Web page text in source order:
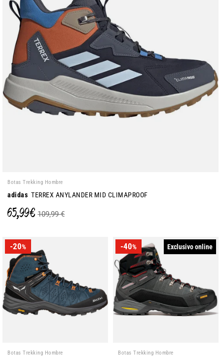
Botas Trekking Hombre
adidas TERREX ANYLANDER MID CLIMAPROOF
65,99 € 109,99 €
-20%
Botas Trekking Hombre
-40% Exclusivo online
Botas Trekking Hombre